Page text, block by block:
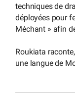
techniques de
déployées pour
Méchant » afin
Roukiata
une langue de